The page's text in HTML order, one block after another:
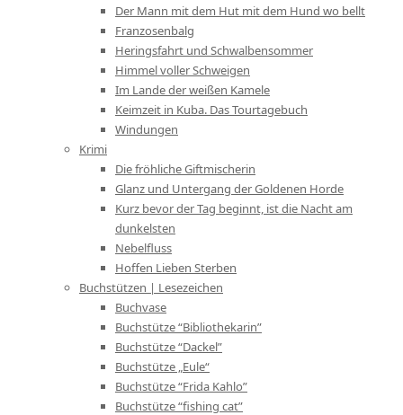
Der Mann mit dem Hut mit dem Hund wo bellt
Franzosenbalg
Heringsfahrt und Schwalbensommer
Himmel voller Schweigen
Im Lande der weißen Kamele
Keimzeit in Kuba. Das Tourtagebuch
Windungen
Krimi
Die fröhliche Giftmischerin
Glanz und Untergang der Goldenen Horde
Kurz bevor der Tag beginnt, ist die Nacht am
dunkelsten
Nebelfluss
Hoffen Lieben Sterben
Buchstützen | Lesezeichen
Buchvase
Buchstütze “Bibliothekarin”
Buchstütze “Dackel”
Buchstütze „Eule“
Buchstütze “Frida Kahlo”
Buchstütze “fishing cat”